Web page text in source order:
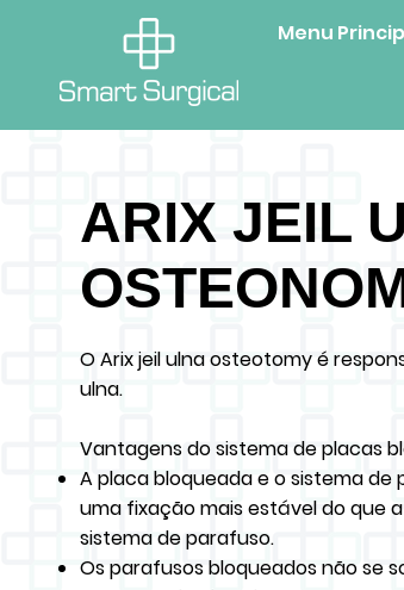
Menu
ARIX JEIL
O Arix jeil ulna osteotomy é
ulna.
Vantagens do sistema de placas
A placa bloqueada e o sistema
uma fixação mais estável do que
sistema de parafuso.
Os parafusos bloqueados não se